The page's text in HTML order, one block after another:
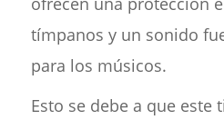
tímpanos y un sonido
para los músicos.
Esto se debe a que este